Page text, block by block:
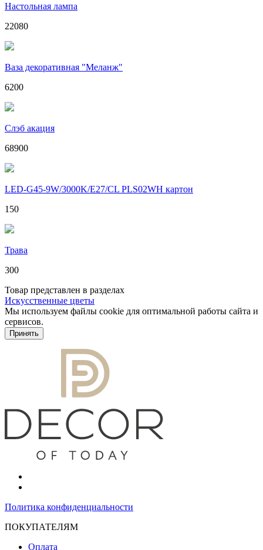
Настольная лампа
22080
Ваза декоративная "Меланж"
6200
Слэб акация
68900
LED-G45-9W/3000K/E27/CL PLS02WH картон
150
Трава
300
Товар представлен в разделах
Искусственные цветы
Мы используем файлы cookie для оптимальной работы сайта и
сервисов.
Принять
Политика конфиденциальности
ПОКУПАТЕЛЯМ
Оплата